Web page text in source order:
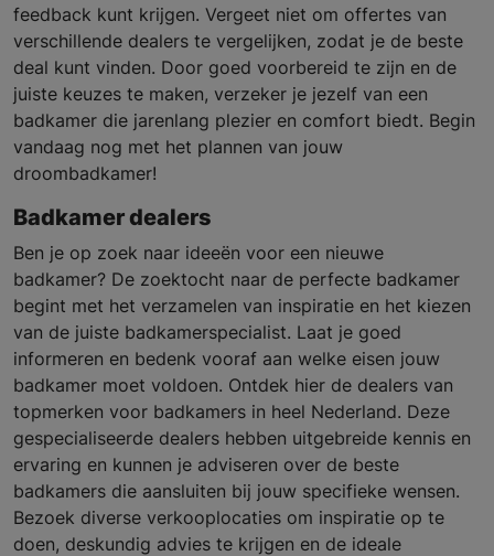
feedback kunt krijgen. Vergeet niet om offertes van
verschillende dealers te vergelijken, zodat je de beste
deal kunt vinden. Door goed voorbereid te zijn en de
juiste keuzes te maken, verzeker je jezelf van een
badkamer die jarenlang plezier en comfort biedt. Begin
vandaag nog met het plannen van jouw
droombadkamer!
Badkamer dealers
Ben je op zoek naar ideeën voor een nieuwe
badkamer? De zoektocht naar de perfecte badkamer
begint met het verzamelen van inspiratie en het kiezen
van de juiste badkamerspecialist. Laat je goed
informeren en bedenk vooraf aan welke eisen jouw
badkamer moet voldoen. Ontdek hier de dealers van
topmerken voor badkamers in heel Nederland. Deze
gespecialiseerde dealers hebben uitgebreide kennis en
ervaring en kunnen je adviseren over de beste
badkamers die aansluiten bij jouw specifieke wensen.
Bezoek diverse verkooplocaties om inspiratie op te
doen, deskundig advies te krijgen en de ideale